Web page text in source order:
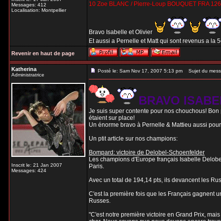
Messages: 412
Localisation: Montpellier
10 Zoe BLANC / Pierre-Loup BOUQUET FRA
Bravo Isabelle et Olivier
Et aussi a Pernelle et Matt qui sont revenus a la
Revenir en haut de page
Katherina
Administratrice
Inscrit le: 21 Jan 2007
Messages: 424
Posté le: Sam Nov 17, 2007 5:13 pm Sujet du
BRAVO
Je suis super contente pour nos chouchous!
étaient sur place!
Un énorme bravo à Pernelle & Mattieu aussi
Un ptit article sur nos champions:
Bompard: victoire de Delobel-Schoenfelder
Les champions d'Europe français Isabelle
Paris.
Avec un total de 194,14 pts, ils devancent les
C'est la première fois que les Français gagnent
Russes.
"C'est notre première victoire en Grand Prix,